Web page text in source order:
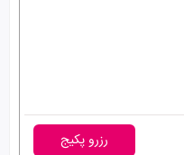
رزرو پکیج